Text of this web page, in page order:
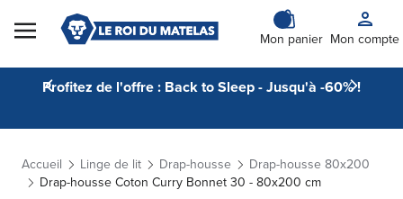
Skip to Content
Mon panier Mon compte
Profitez de l'offre : Back to Sleep - Jusqu'à -60% !
Accueil Linge de lit Drap-housse
Drap-housse 80x200
Drap-housse Coton Curry Bonnet 30 - 80x200 cm